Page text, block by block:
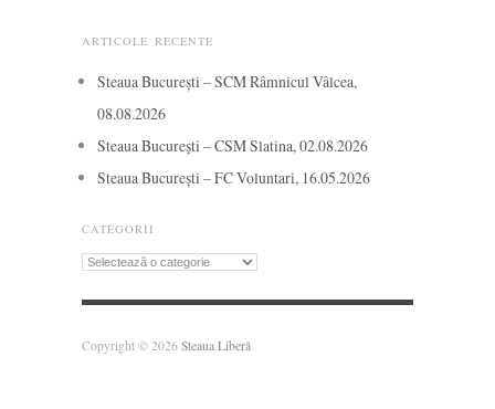
ARTICOLE RECENTE
Steaua București – SCM Râmnicul Vâlcea,
08.08.2026
Steaua București – CSM Slatina, 02.08.2026
Steaua București – FC Voluntari, 16.05.2026
CATEGORII
Categorii
Copyright © 2026 Steaua Liberă